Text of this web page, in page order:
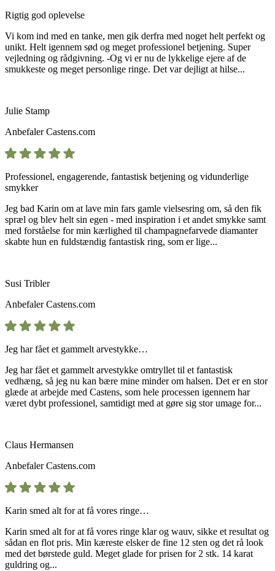
Rigtig god oplevelse
Vi kom ind med en tanke, men gik derfra med noget helt perfekt og
unikt. Helt igennem sød og meget professionel betjening. Super
vejledning og rådgivning. -Og vi er nu de lykkelige ejere af de
smukkeste og meget personlige ringe. Det var dejligt at hilse...
Julie Stamp
AnbefalerCastens.com
Professionel, engagerende, fantastisk betjening og vidunderlige
smykker
Jeg bad Karin om at lave min fars gamle vielsesring om, så den fik
spræl og blev helt sin egen - med inspiration i et andet smykke samt
med forståelse for min kærlighed til champagnefarvede diamanter
skabte hun en fuldstændig fantastisk ring, som er lige...
Susi Tribler
AnbefalerCastens.com
Jeg har fået et gammelt arvestykke…
Jeg har fået et gammelt arvestykke omtryllet til et fantastisk
vedhæng, så jeg nu kan bære mine minder om halsen. Det er en stor
glæde at arbejde med Castens, som hele processen igennem har
været dybt professionel, samtidigt med at gøre sig stor umage for...
Claus Hermansen
AnbefalerCastens.com
Karin smed alt for at få vores ringe…
Karin smed alt for at få vores ringe klar og wauv, sikke et resultat og
sådan en flot pris. Min kæreste elsker de fine 12 sten og det rå look
med det børstede guld. Meget glade for prisen for 2 stk. 14 karat
guldring og...